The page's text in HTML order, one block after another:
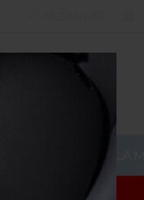
RESMI REKLAM